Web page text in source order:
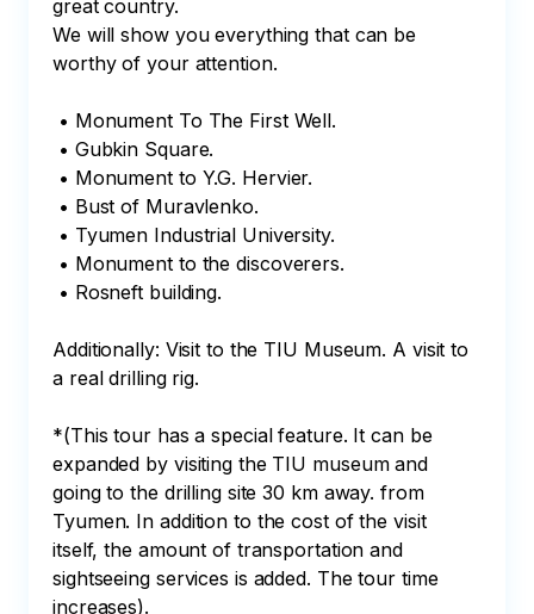
great country.
We will show you everything that can be
worthy of your attention.
Additionally: Visit to the TIU Museum. A visit to
a real drilling rig.
*(This tour has a special feature. It can be
expanded by visiting the TIU museum and
going to the drilling site 30 km away. from
Tyumen. In addition to the cost of the visit
itself, the amount of transportation and
sightseeing services is added. The tour time
increases).